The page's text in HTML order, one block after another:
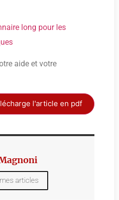
long pour les
aide et votre
l'article en pdf
articles